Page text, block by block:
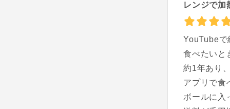
レンジで加
YouTubeで
食べたいと
約1年あり
アプリで食
ボールに入